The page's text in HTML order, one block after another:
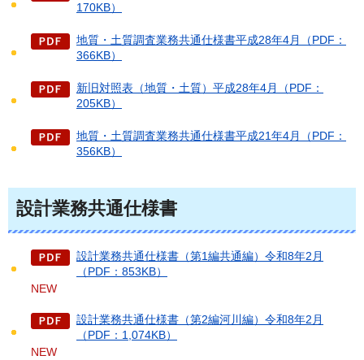
170KB）
地質・土質調査業務共通仕様書平成28年4月（PDF：
366KB）
新旧対照表（地質・土質）平成28年4月（PDF：
205KB）
地質・土質調査業務共通仕様書平成21年4月（PDF：
356KB）
設計業務共通仕様書
設計業務共通仕様書（第1編共通編）令和8年2月
（PDF：853KB）
NEW
設計業務共通仕様書（第2編河川編）令和8年2月
（PDF：1,074KB）
NEW